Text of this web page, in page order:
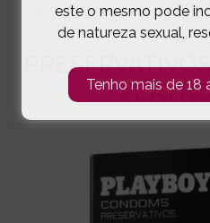
PRESERVATIVOS ULTRA FINOS - PLAYBOY
este o mesmo pode
de natureza sexual,
Tenho mais de 18